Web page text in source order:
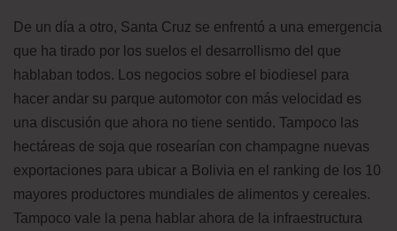
De un día a otro, Santa Cruz se enfrentó a una emergencia
que ha tirado por los suelos el desarrollismo del que
hablaban todos. Los negocios sobre el biodiesel para
hacer andar su parque automotor con más velocidad es
una discusión que ahora no tiene sentido. Tampoco las
hectáreas de soja que rosearían con champagne nuevas
exportaciones para ubicar a Bolivia en el ranking de los 10
mayores productores mundiales de alimentos y cereales.
Tampoco vale la pena hablar ahora de la infraestructura